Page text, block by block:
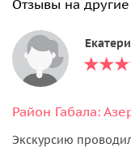
Отзывы на
Экскурсию